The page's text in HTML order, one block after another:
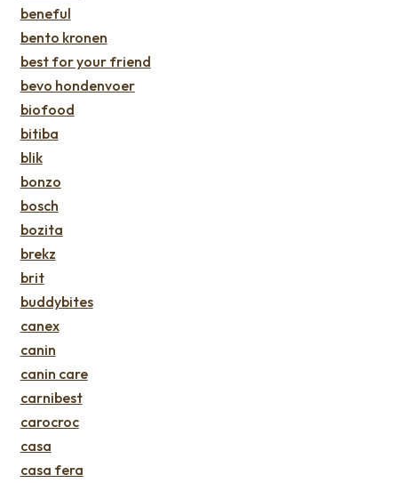
beneful
bento kronen
best for your friend
bevo hondenvoer
biofood
bitiba
blik
bonzo
bosch
bozita
brekz
brit
buddybites
canex
canin
canin care
carnibest
carocroc
casa
casa fera